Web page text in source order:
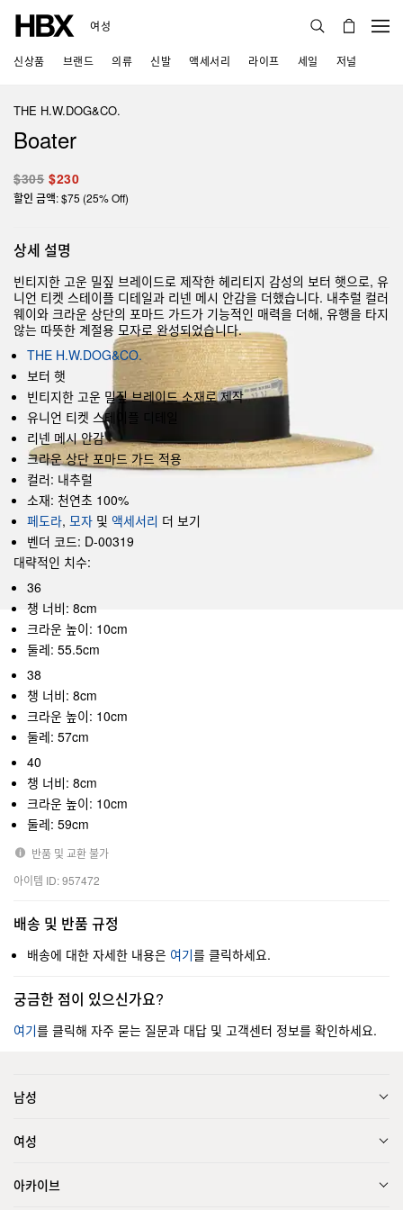
여성
신상품 브랜드 의류 신발 액세서리 라이프 세일 저널
THE H.W.DOG&CO.
Boater
$305 $230
할인 금액: $75 (25% Off)
상세 설명
빈티지한 고운 밀짚 브레이드로 제작한 헤리티지 감성의 보터 햇으로, 유
니언 티켓 스테이플 디테일과 리넨 메시 안감을 더했습니다. 내추럴 컬러
웨이와 크라운 상단의 포마드 가드가 기능적인 매력을 더해, 유행을 타지
않는 따뜻한 계절용 모자로 완성되었습니다.
THE H.W.DOG&CO.
보터 햇
빈티지한 고운 밀짚 브레이드 소재로 제작
유니언 티켓 스테이플 디테일
리넨 메시 안감
크라운 상단 포마드 가드 적용
컬러: 내추럴
소재: 천연초 100%
페도라, 모자 및 액세서리 더 보기
벤더 코드: D-00319
대략적인 치수:
36
챙 너비: 8cm
크라운 높이: 10cm
둘레: 55.5cm
38
챙 너비: 8cm
크라운 높이: 10cm
둘레: 57cm
40
챙 너비: 8cm
크라운 높이: 10cm
둘레: 59cm
반품 및 교환 불가
아이템 ID: 957472
배송 및 반품 규정
배송에 대한 자세한 내용은 여기를 클릭하세요.
궁금한 점이 있으신가요?
여기를 클릭해 자주 묻는 질문과 대답 및 고객센터 정보를 확인하세요.
남성
여성
아카이브